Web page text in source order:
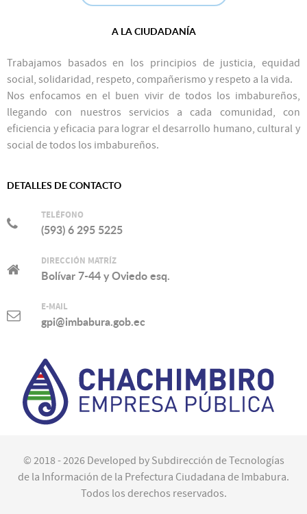
A LA CIUDADANÍA
Trabajamos basados en los principios de justicia, equidad
social, solidaridad, respeto, compañerismo y respeto a la vida.
Nos enfocamos en el buen vivir de todos los imbabureños,
llegando con nuestros servicios a cada comunidad, con
eficiencia y eficacia para lograr el desarrollo humano, cultural y
social de todos los imbabureños.
DETALLES DE CONTACTO
TELÉFONO
(593) 6 295 5225
DIRECCIÓN MATRÍZ
Bolívar 7-44 y Oviedo esq.
E-MAIL
gpi@imbabura.gob.ec
© 2018 - 2026 Developed by Subdirección de Tecnologías
de la Información de la Prefectura Ciudadana de Imbabura.
Todos los derechos reservados.